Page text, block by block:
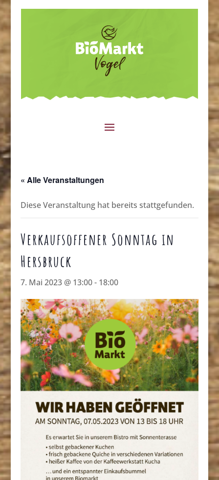
« Alle Veranstaltungen
Diese Veranstaltung hat bereits stattgefunden.
Verkaufsoffener Sonntag in
Hersbruck
7. Mai 2023 @ 13:00- 18:00